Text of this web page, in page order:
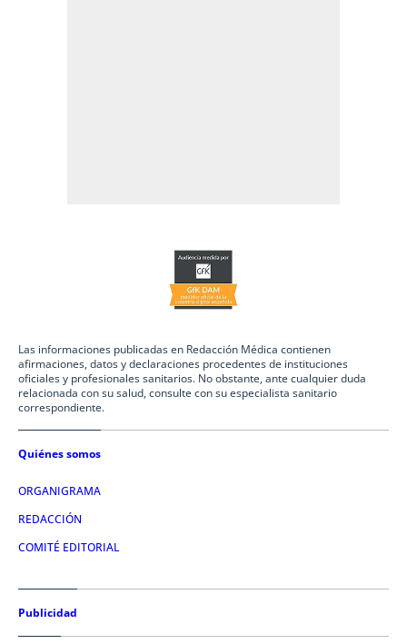
Las informaciones publicadas en Redacción Médica contienen
afirmaciones, datos y declaraciones procedentes de instituciones
oficiales y profesionales sanitarios. No obstante, ante cualquier duda
relacionada con su salud, consulte con su especialista sanitario
correspondiente.
Quiénes somos
ORGANIGRAMA
REDACCIÓN
COMITÉ EDITORIAL
Publicidad